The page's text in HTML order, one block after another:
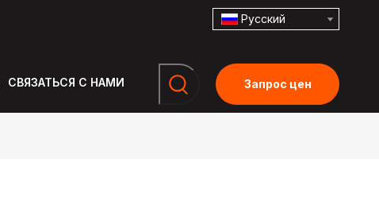
Pусский
СВЯЗАТЬСЯ С НАМИ Запрос цен